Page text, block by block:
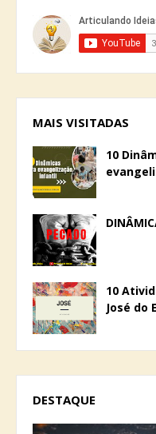
MAIS VISITADAS
10
10
José do
DESTAQUE